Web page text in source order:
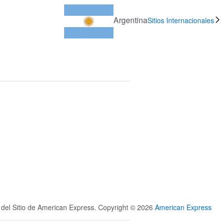
ArgentinaSitios Internacionales
Sitio de American Express. Copyright © 2026 American Express